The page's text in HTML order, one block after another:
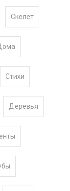
Скелет
Стихи
Деревья